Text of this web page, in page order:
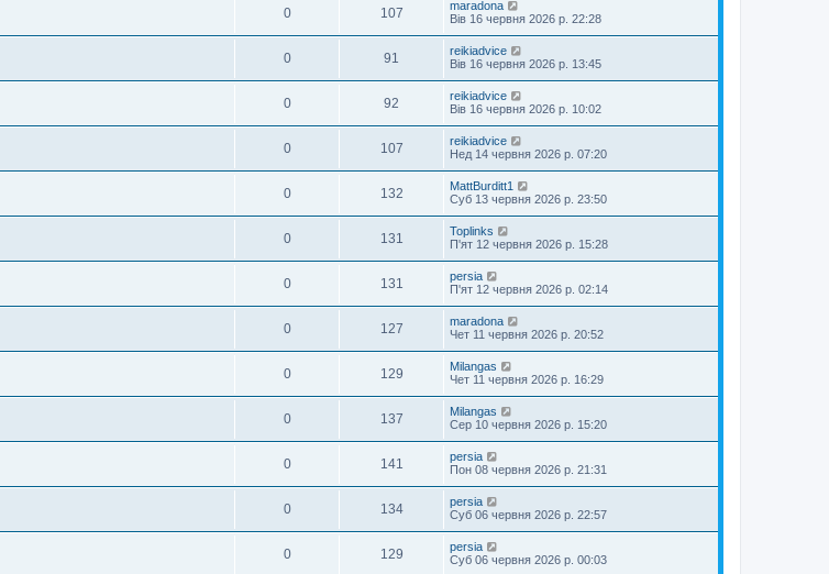
0 107
maradona
Вів 16 червня 2026 р. 22:28
0 91
reikiadvice
Вів 16 червня 2026 р. 13:45
0 92
reikiadvice
Вів 16 червня 2026 р. 10:02
0 107
reikiadvice
Нед 14 червня 2026 р. 07:20
0 132
MattBurditt1
Суб 13 червня 2026 р. 23:50
0 131
Toplinks
П'ят 12 червня 2026 р. 15:28
0 131
persia
П'ят 12 червня 2026 р. 02:14
0 127
maradona
Чет 11 червня 2026 р. 20:52
0 129
Milangas
Чет 11 червня 2026 р. 16:29
0 137
Milangas
Сер 10 червня 2026 р. 15:20
0 141
persia
Пон 08 червня 2026 р. 21:31
0 134
persia
Суб 06 червня 2026 р. 22:57
0 129
persia
Суб 06 червня 2026 р. 00:03